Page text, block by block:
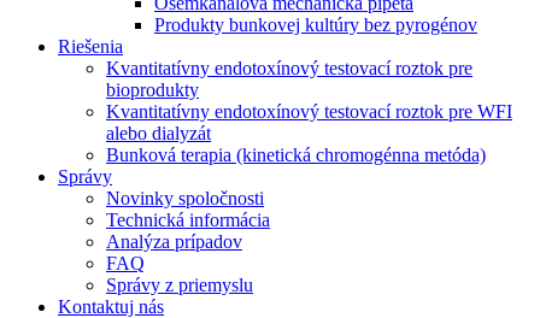
Produkty bunkovej kultúry bez pyrogénov
Riešenia
Kvantitatívny endotoxínový testovací roztok pre
bioprodukty
Kvantitatívny endotoxínový testovací roztok pre WFI
alebo dialyzát
Bunková terapia (kinetická chromogénna metóda)
Správy
Novinky spoločnosti
Technická informácia
Analýza prípadov
FAQ
Správy z priemyslu
Kontaktuj nás